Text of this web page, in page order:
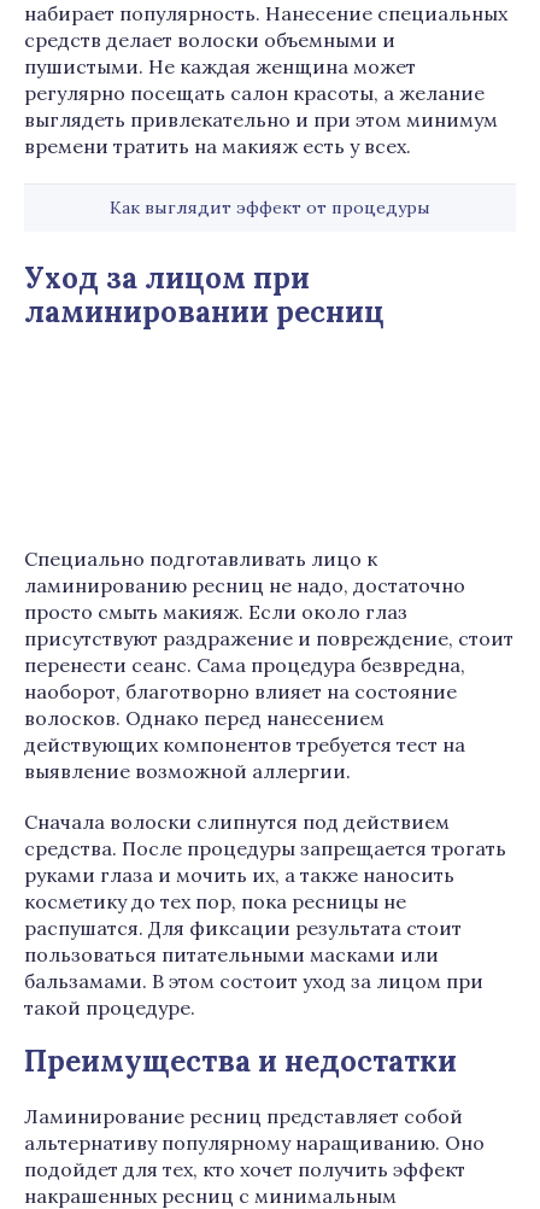
набирает популярность. Нанесение специальных
средств делает волоски объемными и
пушистыми. Не каждая женщина может
регулярно посещать салон красоты, а желание
выглядеть привлекательно и при этом минимум
времени тратить на макияж есть у всех.
Как выглядит эффект от процедуры
Уход за лицом при
ламинировании ресниц
Специально подготавливать лицо к
ламинированию ресниц не надо, достаточно
просто смыть макияж. Если около глаз
присутствуют раздражение и повреждение, стоит
перенести сеанс. Сама процедура безвредна,
наоборот, благотворно влияет на состояние
волосков. Однако перед нанесением
действующих компонентов требуется тест на
выявление возможной аллергии.
Сначала волоски слипнутся под действием
средства. После процедуры запрещается трогать
руками глаза и мочить их, а также наносить
косметику до тех пор, пока ресницы не
распушатся. Для фиксации результата стоит
пользоваться питательными масками или
бальзамами. В этом состоит уход за лицом при
такой процедуре.
Преимущества и недостатки
Ламинирование ресниц представляет собой
альтернативу популярному наращиванию. Оно
подойдет для тех, кто хочет получить эффект
накрашенных ресниц с минимальным